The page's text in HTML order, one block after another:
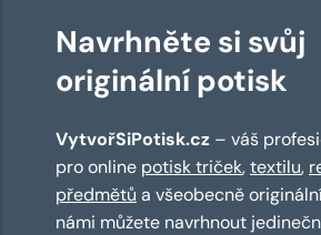
Navrhněte si svůj
originální potisk
VytvořSiPotisk.cz – váš
pro online potisk triček,textilu,
předmětů a všeobecně
námi můžete navrhnout